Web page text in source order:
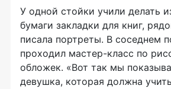
У одной стойки учили делать
бумаги закладки для книг,
писала портреты. В соседнем
проходил мастер-класс по
обложек. «Вот так мы
девушка, которая должна